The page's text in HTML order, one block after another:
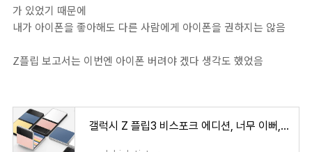
가 있었기 때문에
내가 아이폰을 좋아해도 다른 사람에게 아이폰을 권하지는 않음
Z플립 보고서는 이번엔 아이폰 버려야 겠다 생각도 했었음
갤럭시 Z 플립3 비스포크 에디션, 너무 이뻐, 이제 아이폰 안녕